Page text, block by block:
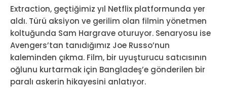
Extraction, geçtiğimiz yıl Netflix platformunda yer
aldı. Türü aksiyon ve gerilim olan filmin yönetmen
koltuğunda Sam Hargrave oturuyor. Senaryosu ise
Avengers’tan tanıdığımız Joe Russo’nun
kaleminden çıkma. Film, bir uyuşturucu satıcısının
oğlunu kurtarmak için Bangladeş’e gönderilen bir
paralı askerin hikayesini anlatıyor.